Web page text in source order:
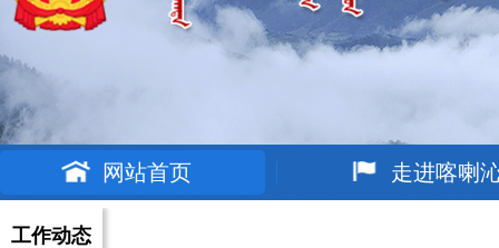
网站首页 走进喀喇
工作动态